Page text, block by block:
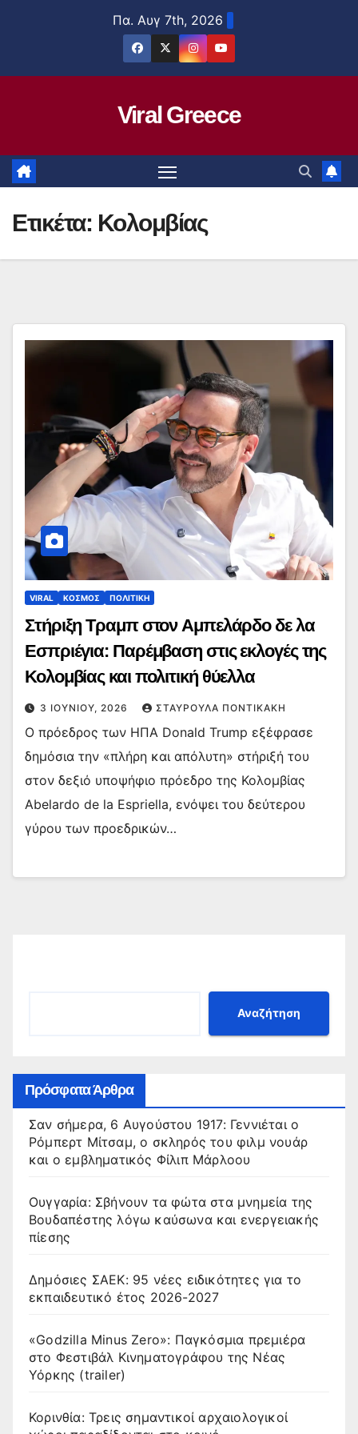
Πα. Αυγ 7th, 2026
Viral Greece
Ετικέτα: Κολομβίας
VIRAL ΚΟΣΜΟΣ ΠΟΛΙΤΙΚΗ
Στήριξη Τραμπ στον Αμπελάρδο δε λα
Εσπριέγια: Παρέμβαση στις εκλογές της
Κολομβίας και πολιτική θύελλα
3 ΙΟΥΝΊΟΥ, 2026 ΣΤΑΥΡΟΎΛΑ ΠΟΝΤΙΚΆΚΗ
Ο πρόεδρος των ΗΠΑ Donald Trump εξέφρασε
δημόσια την «πλήρη και απόλυτη» στήριξή του
στον δεξιό υποψήφιο πρόεδρο της Κολομβίας
Abelardo de la Espriella, ενόψει του δεύτερου
γύρου των προεδρικών…
Αναζήτηση
Πρόσφατα Άρθρα
Σαν σήμερα, 6 Αυγούστου 1917: Γεννιέται ο
Ρόμπερτ Μίτσαμ, ο σκληρός του φιλμ νουάρ
και ο εμβληματικός Φίλιπ Μάρλοου
Ουγγαρία: Σβήνουν τα φώτα στα μνημεία της
Βουδαπέστης λόγω καύσωνα και ενεργειακής
πίεσης
Δημόσιες ΣΑΕΚ: 95 νέες ειδικότητες για το
εκπαιδευτικό έτος 2026-2027
«Godzilla Minus Zero»: Παγκόσμια πρεμιέρα
στο Φεστιβάλ Κινηματογράφου της Νέας
Υόρκης (trailer)
Κορινθία: Τρεις σημαντικοί αρχαιολογικοί